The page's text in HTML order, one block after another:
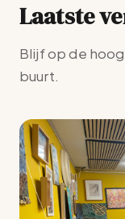
Laatste
Blijf op de
buurt.